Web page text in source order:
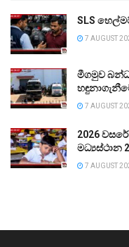
SLS
7 AUGUST
මීගමුව
7 AUGUST
2026
මධ්‍යස්ථාන
7 AUGUST